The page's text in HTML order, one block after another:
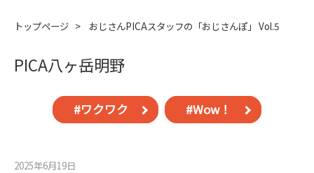
トップページ > おじさんPICAスタッフの「おじさんぽ」 Vol.5
PICA八ヶ岳明野
#ワクワク #Wow！
2025年6月19⽇